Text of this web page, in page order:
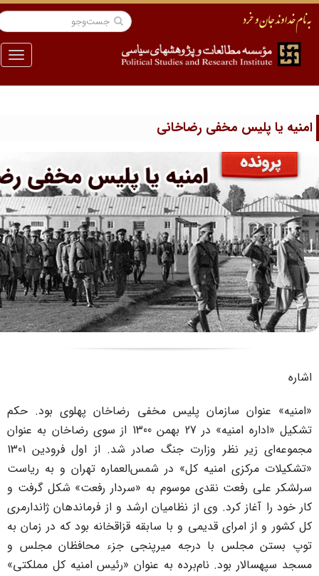
مخفی رضاخانی
سازمان پلیس مخفی رضاخان پهلوی بود. حکم
تشکیل «اداره امنیه» در 27 بهمن 1300 از سوی رضاخان به عنوان
مجموعه‌ای زیر نظر وزارت جنگ صادر شد. از اول فرودین 1301
امنیه کل» در شمس‌العماره تهران و به ریاست
نقدی موسوم به «سردار رفعت» شکل گرفت و
کرد. وی از نظامیان ارشد و از فرماندهان ژاندارمری
قدیمی و با سابقه قزاقخانه بود که در زمان به
با درجه میرپنجی جزء محافظان مجلس و
بود. نام‌برده به عنوان «رئیس امنیه کل مملکتی»